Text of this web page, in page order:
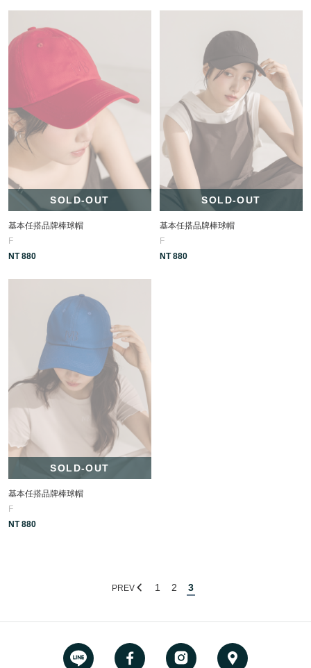
SOLD-OUT
基本任搭品牌棒球帽
F
NT 880
SOLD-OUT
基本任搭品牌棒球帽
F
NT 880
SOLD-OUT
基本任搭品牌棒球帽
F
NT 880
PREV 1 2 3